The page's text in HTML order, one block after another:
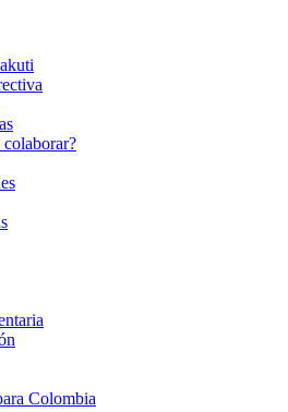
colaborar?
Colombia